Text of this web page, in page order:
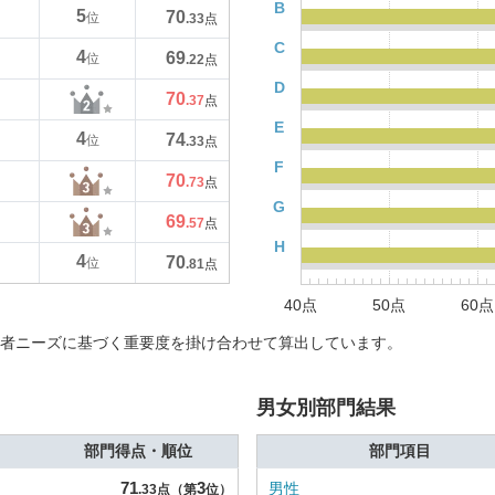
5位 70.33点
4位 69.22点
70.37点
4位 74.33点
70.73点
69.57点
4位 70.81点
B
C
D
E
F
G
H
40点 50点 60点
ーズに基づく重要度を掛け合わせて算出しています。
部門得点・順位
71.33点（第3位）
男女別部門結果
部門項目
男性